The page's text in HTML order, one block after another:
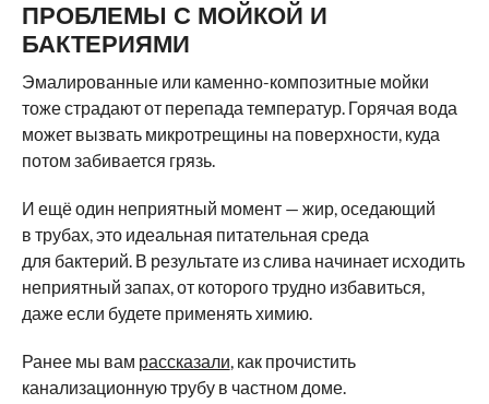
ПРОБЛЕМЫ С МОЙКОЙ И
БАКТЕРИЯМИ
Эмалированные или каменно-композитные мойки
тоже страдают от перепада температур. Горячая вода
может вызвать микротрещины на поверхности, куда
потом забивается грязь.
И ещё один неприятный момент — жир, оседающий
в трубах, это идеальная питательная среда
для бактерий. В результате из слива начинает исходить
неприятный запах, от которого трудно избавиться,
даже если будете применять химию.
Ранее мы вам рассказали, как прочистить
канализационную трубу в частном доме.